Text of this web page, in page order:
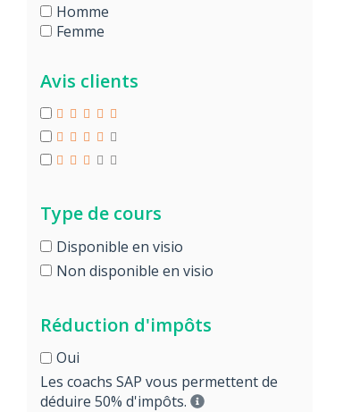
Homme
Femme
Avis clients
Type de cours
Disponible en visio
Non disponible en visio
Réduction d'impôts
Oui
Les coachs SAP vous permettent de
déduire 50% d'impôts.